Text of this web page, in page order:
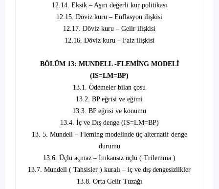
12.14. Eksik – Aşırı değerli kur politikası
12.15. Döviz kuru – Enflasyon ilişkisi
12.17. Döviz kuru – Gelir ilişkisi
12.16. Döviz kuru – Faiz ilişkisi
BÖLÜM 13: MUNDELL -FLEMİNG MODELİ
(IS=LM=BP)
13.1. Ödemeler bilan çosu
13.2. BP eğrisi ve eğimi
13.3. BP eğrisi ve konumu
13.4. İç ve Dış denge (IS=LM=BP)
13. 5. Mundell – Fleming modelinde üç alternatif denge
durumu
13.6. Üçlü açmaz – İmkansız üçlü ( Trilemma )
13.7. Mundell ( Tahsisler ) kuralı – iç ve dış dengesizlikler
13.8. Orta Gelir Tuzağı